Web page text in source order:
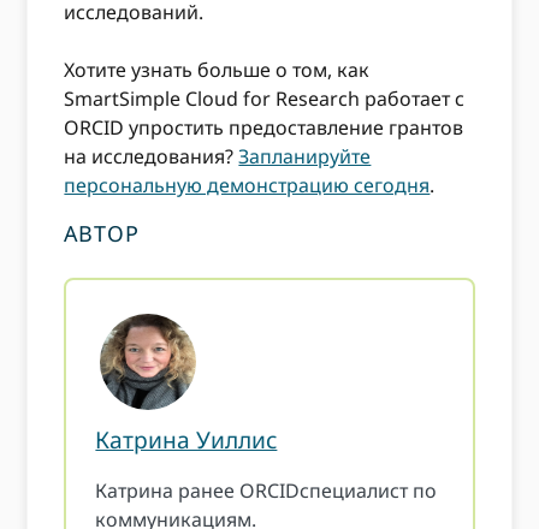
исследований.
Хотите узнать больше о том, как
SmartSimple Cloud for Research работает с
ORCID упростить предоставление грантов
на исследования?Запланируйте
персональную демонстрацию сегодня.
АВТОР
Катрина Уиллис
Катрина ранее ORCIDспециалист по
коммуникациям.